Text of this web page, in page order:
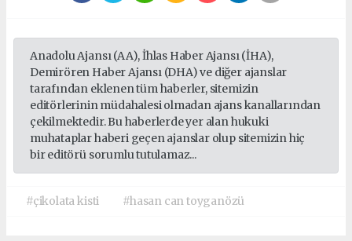
Anadolu Ajansı (AA), İhlas Haber Ajansı (İHA),
Demirören Haber Ajansı (DHA) ve diğer ajanslar
tarafından eklenen tüm haberler, sitemizin
editörlerinin müdahalesi olmadan ajans kanallarından
çekilmektedir. Bu haberlerde yer alan hukuki
muhataplar haberi geçen ajanslar olup sitemizin hiç
bir editörü sorumlu tutulamaz...
#çikolata kisti #hasan can toyganözü